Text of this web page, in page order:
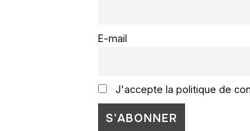
E-mail
J'accepte la politique de